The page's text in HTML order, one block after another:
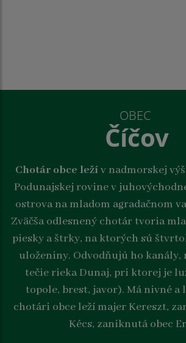
OBEC
Číčov
Chotár obce leží v nadmorskej
Podunajskej rovine v
ostrova na mladom agradačnom
Zväčša odlesnený chotár tvoria
piesky a štrky, na ktorých sú
uloženiny. Odvodňujú ho kanály,
tečie rieka Dunaj, pri ktorej je
topole, brest, javor). Má nivné a
chotári obce leží majer Kereszt,
Kécs, zaniknutá obec